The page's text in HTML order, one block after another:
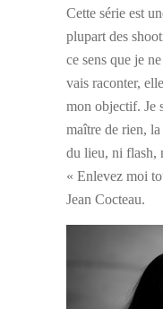
Cette série est
plupart des
ce sens que je
vais raconter,
mon objectif. Je
maître de rien,
du lieu, ni flash,
« Enlevez moi
Jean Cocteau.